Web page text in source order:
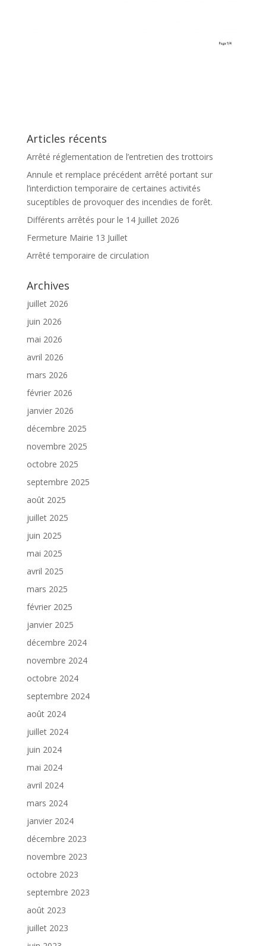
Articles récents
Arrêté réglementation de l’entretien des trottoirs
Annule et remplace précédent arrêté portant sur
l’interdiction temporaire de certaines activités
suceptibles de provoquer des incendies de forêt.
Différents arrêtés pour le 14 Juillet 2026
Fermeture Mairie 13 Juillet
Arrêté temporaire de circulation
Archives
juillet 2026
juin 2026
mai 2026
avril 2026
mars 2026
février 2026
janvier 2026
décembre 2025
novembre 2025
octobre 2025
septembre 2025
août 2025
juillet 2025
juin 2025
mai 2025
avril 2025
mars 2025
février 2025
janvier 2025
décembre 2024
novembre 2024
octobre 2024
septembre 2024
août 2024
juillet 2024
juin 2024
mai 2024
avril 2024
mars 2024
janvier 2024
décembre 2023
novembre 2023
octobre 2023
septembre 2023
août 2023
juillet 2023